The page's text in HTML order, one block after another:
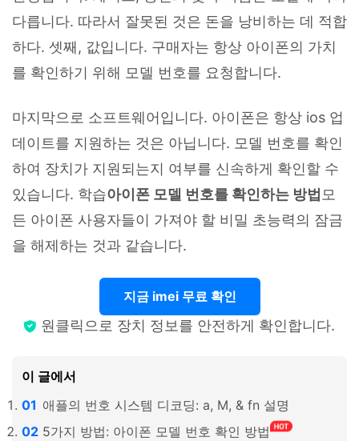
다릅니다. 따라서 잘못된 것은 돈을 낭비하는 데 적합
하다. 셋째, 값입니다. 구매자는 항상 아이폰의 가치
를 확인하기 위해 모델 번호를 요청합니다.
마지막으로 소프트웨어입니다. 아이폰은 항상 ios 업
데이트를 지원하는 것은 아닙니다. 모델 번호를 확인
하여 장치가 지원되는지 여부를 신속하게 확인할 수
있습니다. 학습아이폰 모델 번호를 확인하는 방법 모
든 아이폰 사용자들이 가져야 할 비밀 초능력의 잠금
을 해제하는 것과 같습니다.
지금 imei 무료 확인
원클릭으로 장치 정보를 안전하게 확인합니다.
이 글에서
애플의 번호 시스템 디코딩: a, M, & fn 설명
5가지 방법: 아이폰 모델 번호 확인 방법